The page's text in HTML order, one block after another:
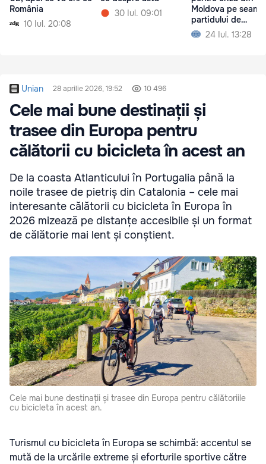
România
10 Iul. 20:08
30 Iul. 09:01
Moldova pe seama
partidului de
guvernare și a
Sandu
24 Iul. 13:28
Unian 28 aprilie 2026, 19:52 10 496
Cele mai bune destinații și
trasee din Europa pentru
călătorii cu bicicleta în acest an
De la coasta Atlanticului în Portugalia până la
noile trasee de pietriș din Catalonia – cele mai
interesante călătorii cu bicicleta în Europa în
2026 mizează pe distanțe accesibile și un format
de călătorie mai lent și conștient.
Cele mai bune destinații și trasee din Europa pentru călătoriile
cu bicicleta în acest an.
Turismul cu bicicleta în Europa se schimbă: accentul se
mută de la urcările extreme și eforturile sportive către